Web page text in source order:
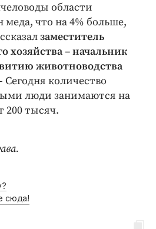
года
области
меда, что на 4% больше,
заместитель
хозяйства – начальник
животноводства
Сегодня количество
люди занимаются на
200 тысяч.
сюда!